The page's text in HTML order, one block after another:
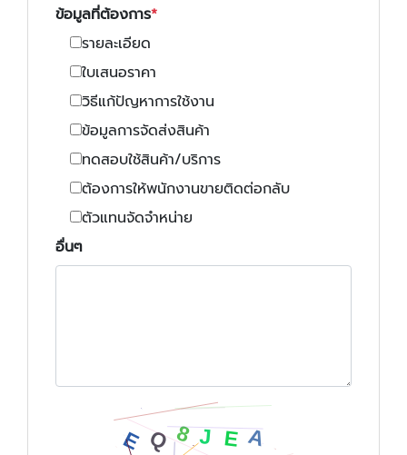
ข้อมูลที่ต้องการ
รายละเอียด
ใบเสนอราคา
วิธีแก้ปัญหาการใช้งาน
ข้อมูลการจัดส่งสินค้า
ทดสอบใช้สินค้า/บริการ
ต้องการให้พนักงานขายติดต่อกลับ
ตัวแทนจัดจำหน่าย
อื่นๆ